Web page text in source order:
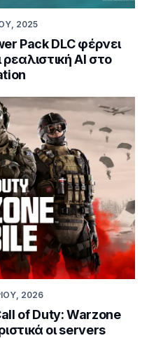
2025
Pack DLC φέρνει
AI στο
2026
of Duty: Warzone
οι servers